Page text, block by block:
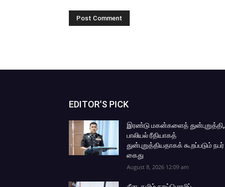
EDITOR'S PICK
இரண்டு மகன்களைத் துன்புறுத்தி,
பாலியல் ரீதியாகத்
துன்புறுத்தியதாகக் கூறப்படும் நபர்
கைது
August 8, 2026 12:09 am